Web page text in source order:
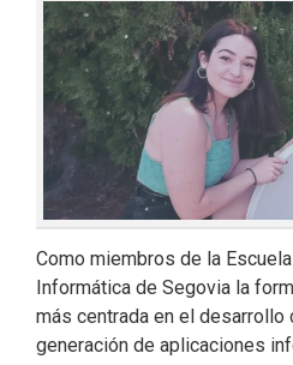
Como miembros de la
Informática de Segovia la
más centrada en el desarrollo
generación de aplicaciones